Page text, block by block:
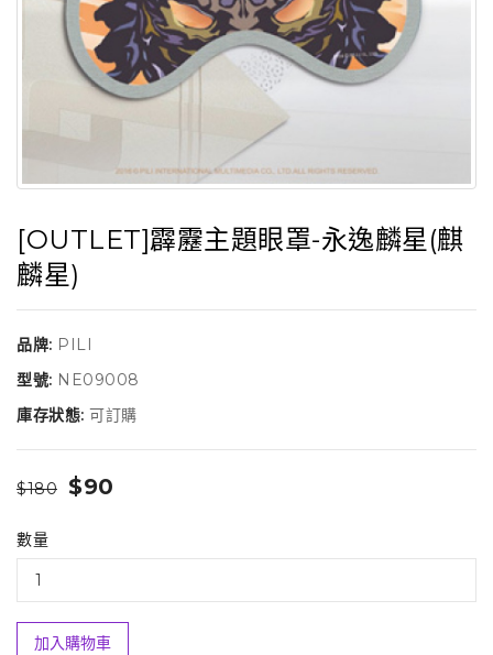
[OUTLET]霹靂主題眼罩-永逸麟星(麒
麟星)
品牌: PILI
型號: NE09008
庫存狀態: 可訂購
$180 $90
數量
加入購物車